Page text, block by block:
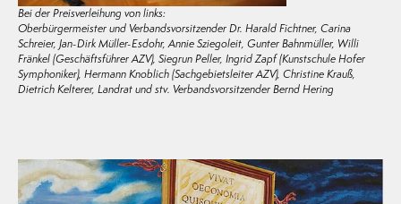
Bei der Preisverleihung von links:
Oberbürgermeister und Verbandsvorsitzender Dr. Harald Fichtner, Carina
Schreier, Jan-Dirk Müller-Esdohr, Annie Sziegoleit, Gunter Bahnmüller, Willi
Fränkel (Geschäftsführer AZV), Siegrun Peller, Ingrid Zapf (Kunstschule Hofer
Symphoniker), Hermann Knoblich (Sachgebietsleiter AZV), Christine Krauß,
Dietrich Kelterer, Landrat und stv. Verbandsvorsitzender Bernd Hering